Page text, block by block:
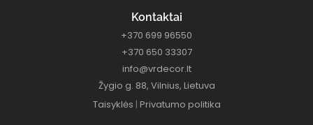
Kontaktai
+370 699 96550
+370 650 33307
info@vrdecor.lt
Žygio g. 88, Vilnius, Lietuva
Taisyklės | Privatumo politika